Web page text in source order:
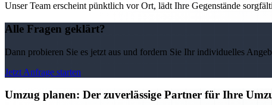
Unser Team erscheint pünktlich vor Ort, lädt Ihre Gegenstände
Alle Fragen geklärt?
Dann probieren Sie es jetzt aus und fordern Sie Ihr individuelles
Jetzt Anfrage starten
Umzug planen: Der zuverlässige Partner für Ihre